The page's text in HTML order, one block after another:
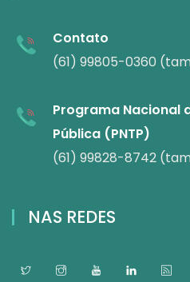
Contato
(61) 99805-0360
Programa Nacional
Pública (PNTP)
(61) 99828-8742
NAS REDES